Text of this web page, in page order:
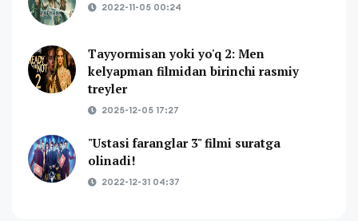
2022-11-05 00:24
Tayyormisan yoki yo'q 2: Men
kelyapman filmidan birinchi rasmiy
treyler
2025-12-05 17:27
"Ustasi faranglar 3" filmi suratga
olinadi!
2022-12-31 04:37